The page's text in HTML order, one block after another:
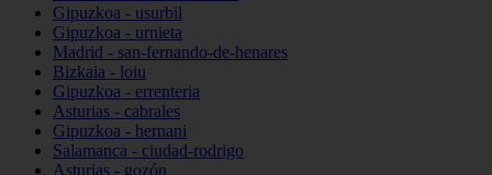
Gipuzkoa - usurbil
Gipuzkoa - urnieta
Madrid - san-fernando-de-henares
Bizkaia - loiu
Gipuzkoa - errenteria
Asturias - cabrales
Gipuzkoa - hernani
Salamanca - ciudad-rodrigo
Asturias - gozón